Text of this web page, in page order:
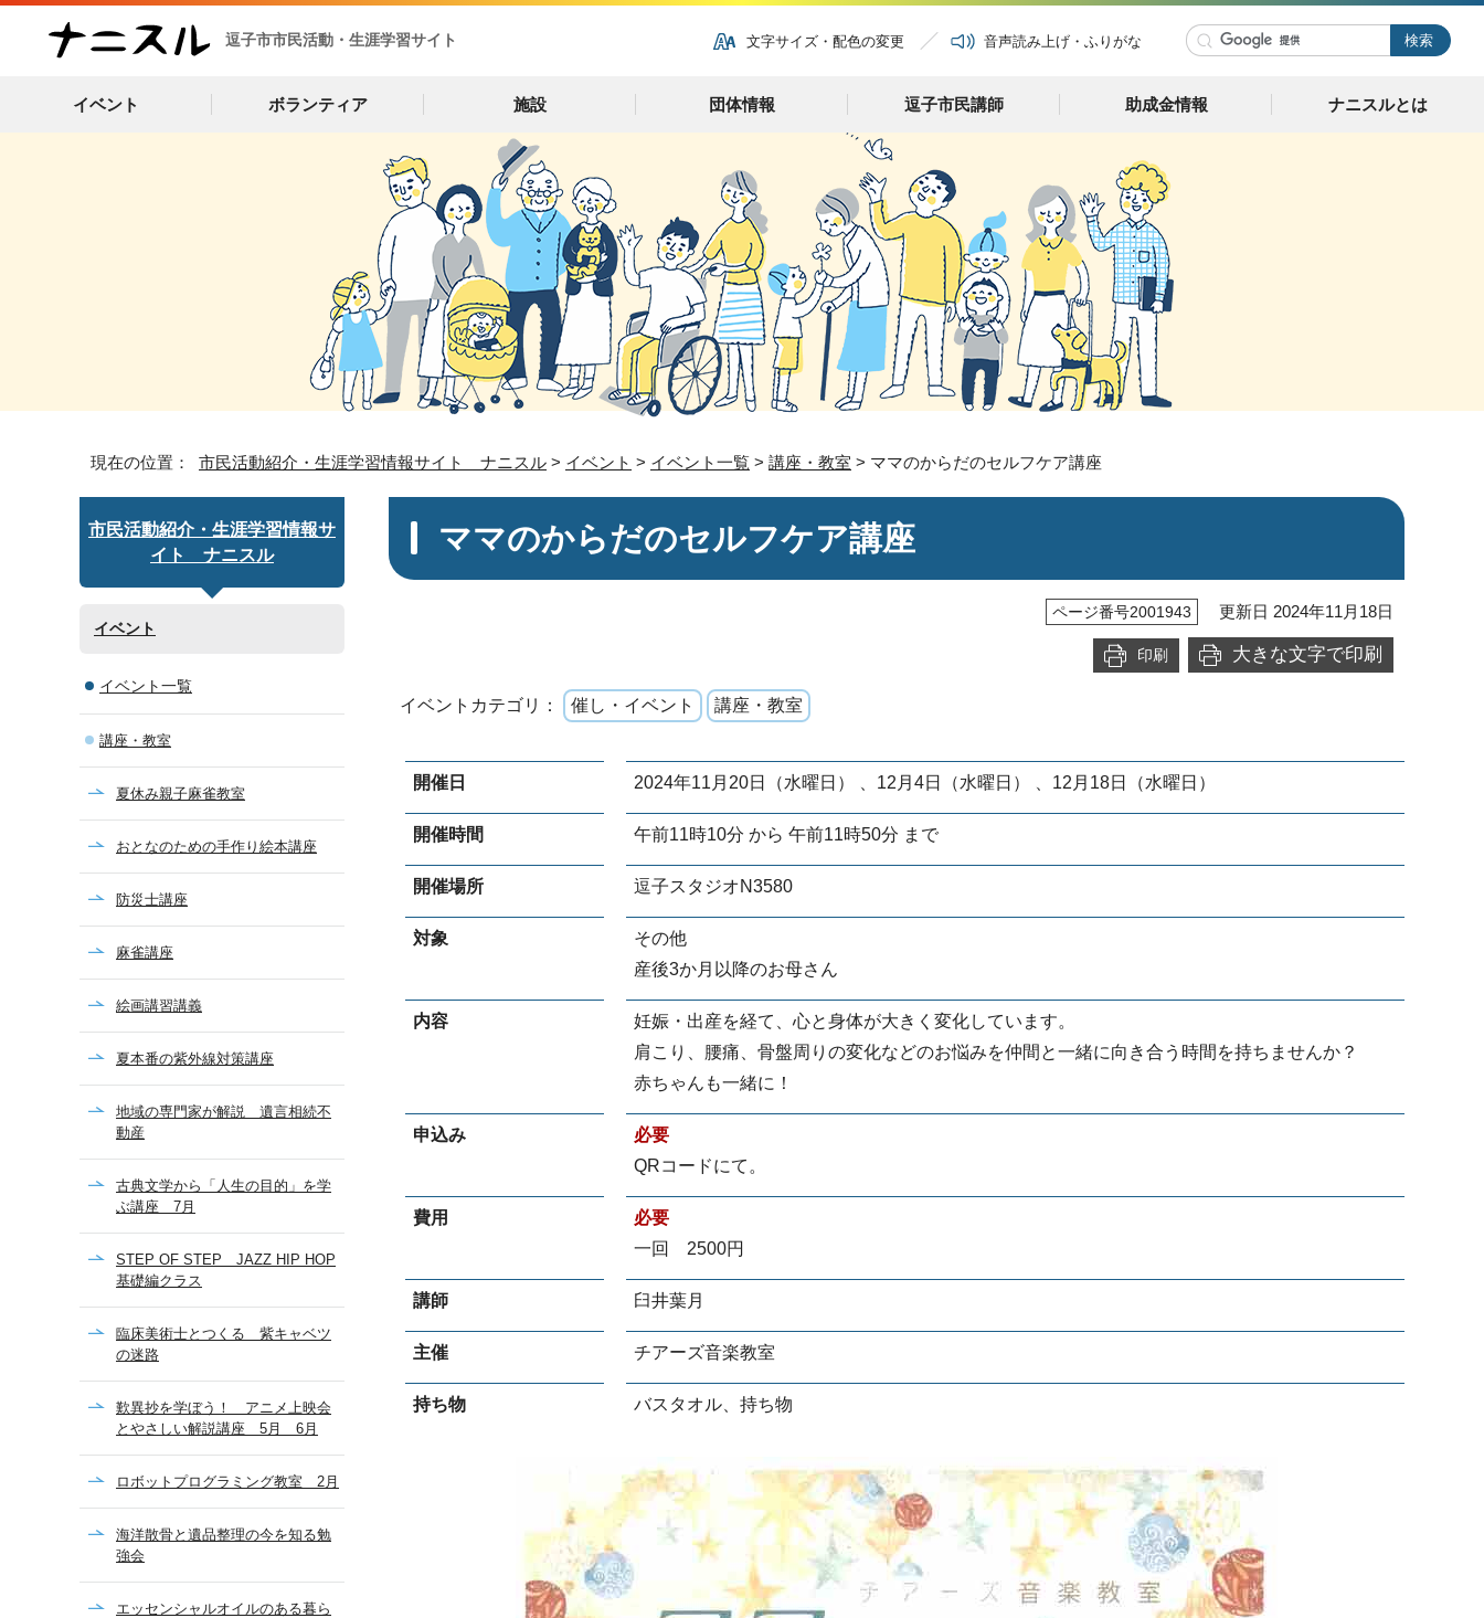
逗子市市民活動・生涯学習サイト 文字サイズ・配色の変更 音声読み上げ・ふりがな
イベント ボランティア 施設 団体情報 逗子市民講師 助成金情報 ナニスルとは
現在の位置： 市民活動紹介・生涯学習情報サイト ナニスル > イベント > イベント一覧 > 講座・教室 > ママのからだのセルフケア講座
ママのからだのセルフケア講座
ページ番号2001943 更新日 2024年11月18日
印刷 大きな文字で印刷
イベントカテゴリ： 催し・イベント 講座・教室
開催日 2024年11月20日（水曜日） 、12月4日（水曜日） 、12月18日（水曜日）
開催時間 午前11時10分 から 午前11時50分 まで
開催場所 逗子スタジオN3580
対象
その他
産後3か月以降のお母さん
内容
妊娠・出産を経て、心と身体が大きく変化しています。
肩こり、腰痛、骨盤周りの変化などのお悩みを仲間と一緒に向き合う時間を持ちませんか？
赤ちゃんも一緒に！
申込み
必要
QRコードにて。
費用
必要
一回 2500円
講師 臼井葉月
主催 チアーズ音楽教室
持ち物 バスタオル、持ち物
市民活動紹介・生涯学習情報サ
イト ナニスル
イベント
イベント一覧
講座・教室
夏休み親子麻雀教室
おとなのための手作り絵本講座
防災士講座
麻雀講座
絵画講習講義
夏本番の紫外線対策講座
地域の専門家が解説 遺言相続不
動産
古典文学から「人生の目的」を学
ぶ講座 7月
STEP OF STEP JAZZ HIP HOP
基礎編クラス
臨床美術士とつくる 紫キャベツ
の迷路
歎異抄を学ぼう！ アニメ上映会
とやさしい解説講座 5月 6月
ロボットプログラミング教室 2月
海洋散骨と遺品整理の今を知る勉
強会
エッセンシャルオイルのある暮ら